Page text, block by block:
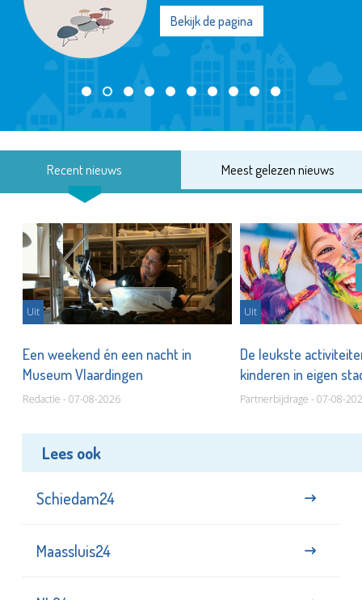
Bekijk de pagina
Recent nieuws Meest gelezen nieuws
Uit
Een weekend én een nacht in
Museum Vlaardingen
Redactie - 07-08-2026
Uit
De leukste
kinderen in eigen
Partnerbijdrage - 07-08-
Lees ook
Schiedam24
Maassluis24